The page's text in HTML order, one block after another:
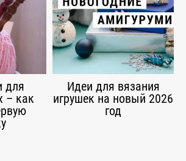
для
– как
Идеи для вязания
игрушек на новый 2026
год